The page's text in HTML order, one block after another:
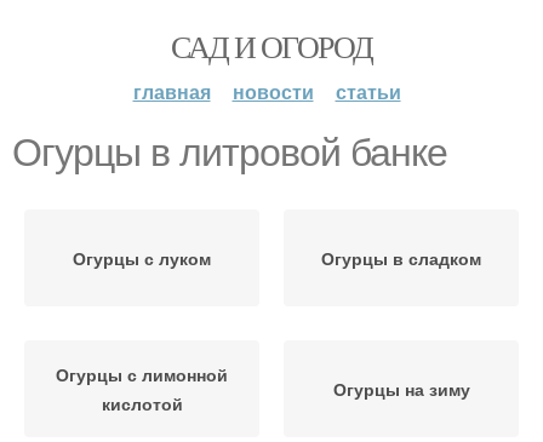
САД И ОГОРОД
главная новости статьи
Огурцы в литровой банке
Огурцы с луком Огурцы в сладком
Огурцы с лимонной
кислотой
Огурцы на зиму